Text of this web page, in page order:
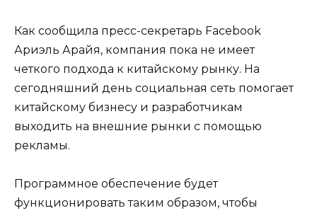
Как сообщила пресс-секретарь Facebook
Ариэль Арайя, компания пока не имеет
четкого подхода к китайскому рынку. На
сегодняшний день социальная сеть помогает
китайскому бизнесу и разработчикам
выходить на внешние рынки с помощью
рекламы.
Программное обеспечение будет
функционировать таким образом, чтобы